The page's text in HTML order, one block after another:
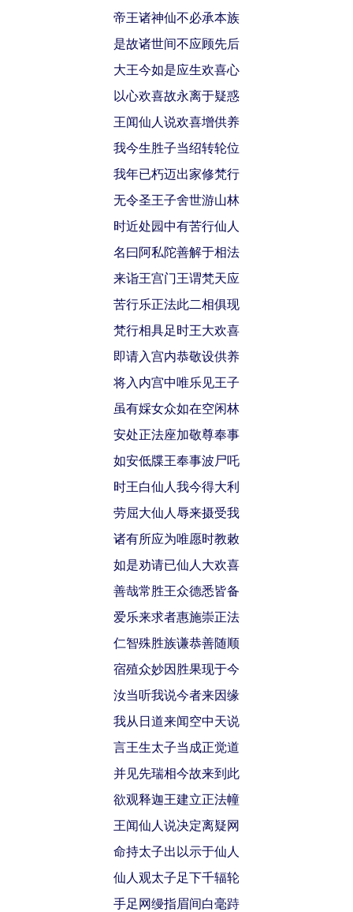
帝王诸神仙不必承本族
是故诸世间不应顾先后
大王今如是应生欢喜心
以心欢喜故永离于疑惑
王闻仙人说欢喜增供养
我今生胜子当绍转轮位
我年已朽迈出家修梵行
无令圣王子舍世游山林
时近处园中有苦行仙人
名曰阿私陀善解于相法
来诣王宫门王谓梵天应
苦行乐正法此二相俱现
梵行相具足时王大欢喜
即请入宫内恭敬设供养
将入内宫中唯乐见王子
虽有婇女众如在空闲林
安处正法座加敬尊奉事
如安低牒王奉事波尸吒
时王白仙人我今得大利
劳屈大仙人辱来摄受我
诸有所应为唯愿时教敕
如是劝请已仙人大欢喜
善哉常胜王众德悉皆备
爱乐来求者惠施崇正法
仁智殊胜族谦恭善随顺
宿殖众妙因胜果现于今
汝当听我说今者来因缘
我从日道来闻空中天说
言王生太子当成正觉道
并见先瑞相今故来到此
欲观释迦王建立正法幢
王闻仙人说决定离疑网
命持太子出以示于仙人
仙人观太子足下千辐轮
手足网缦指眉间白毫跱